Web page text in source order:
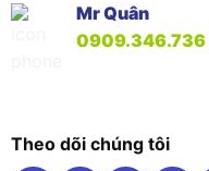
Mr Quân
0909.346.736
Theo dõi chúng tôi